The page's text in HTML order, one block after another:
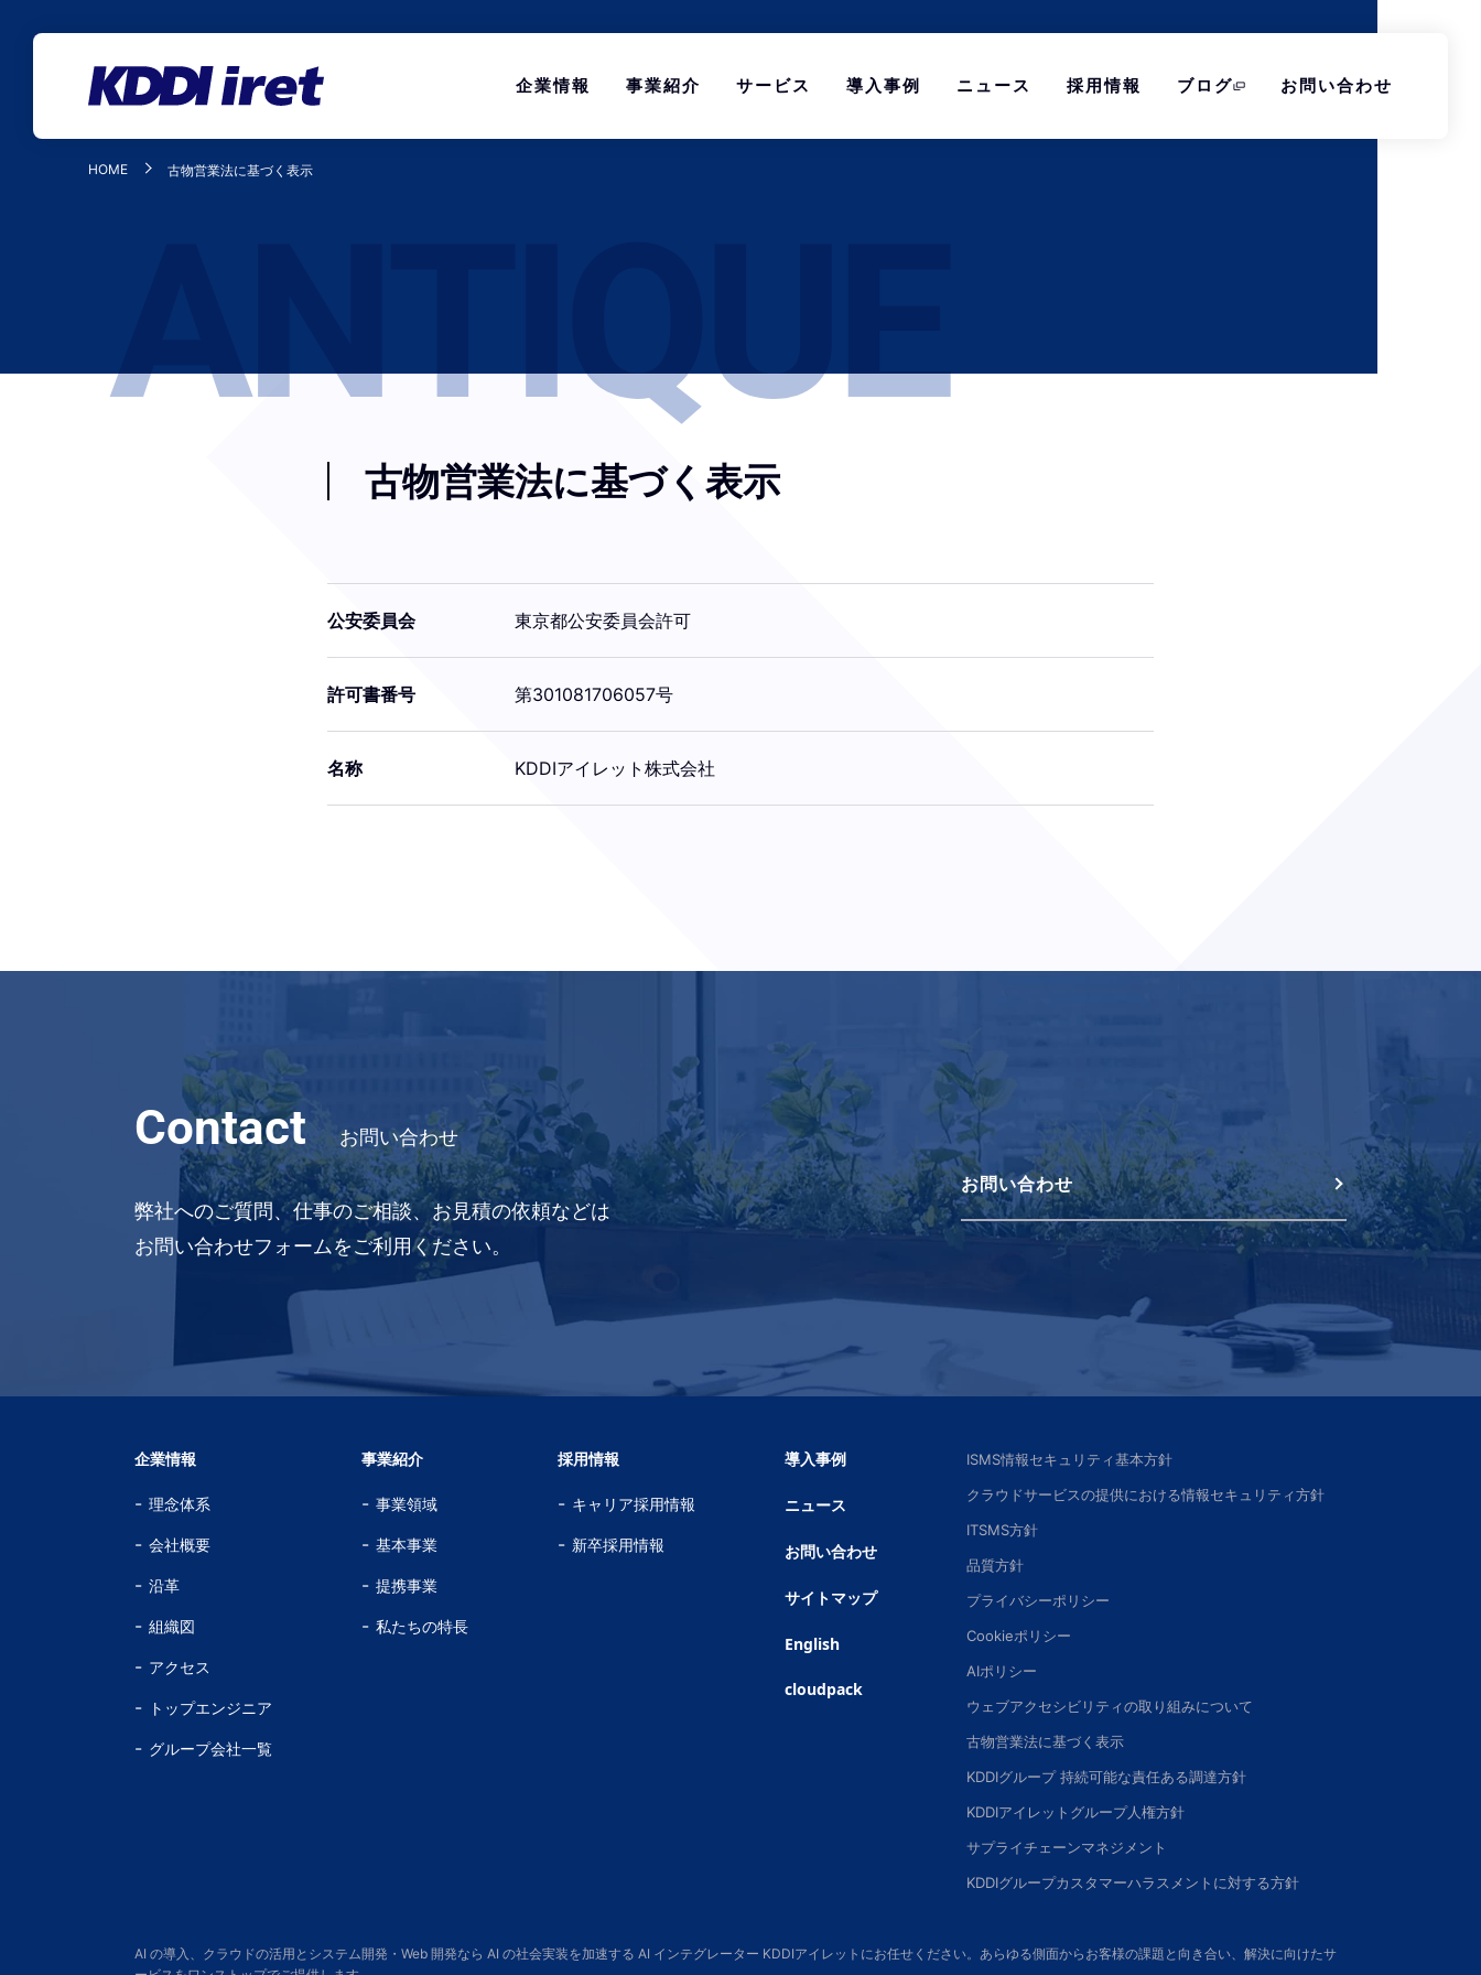
企業情報 事業紹介 サービス 導入事例 ニュース 採用情報 ブログ お問い合わせ
HOME 古物営業法に基づく表示
古物営業法に基づく表示
公安委員会 東京都公安委員会許可
許可書番号 第301081706057号
名称 KDDIアイレット株式会社
Contact お問い合わせ
弊社へのご質問、仕事のご相談、お見積の依頼などは
お問い合わせフォームをご利用ください。
お問い合わせ
企業情報
理念体系
会社概要
沿革
組織図
アクセス
トップエンジニア
グループ会社一覧
事業紹介
事業領域
基本事業
提携事業
私たちの特長
採用情報
キャリア採用情報
新卒採用情報
導入事例
ニュース
お問い合わせ
サイトマップ
English
cloudpack
ISMS情報セキュリティ基本方針
クラウドサービスの提供における情報セキュリティ方針
ITSMS方針
品質方針
プライバシーポリシー
Cookieポリシー
AIポリシー
ウェブアクセシビリティの取り組みについて
古物営業法に基づく表示
KDDIグループ 持続可能な責任ある調達方針
KDDIアイレットグループ人権方針
サプライチェーンマネジメント
KDDIグループカスタマーハラスメントに対する方針
AI の導入、クラウドの活用とシステム開発・Web 開発なら AI の社会実装を加速する AI インテグレーター KDDIアイレットにお任せください。あらゆる側面からお客様の課題と向き合い、解決に向けたサ